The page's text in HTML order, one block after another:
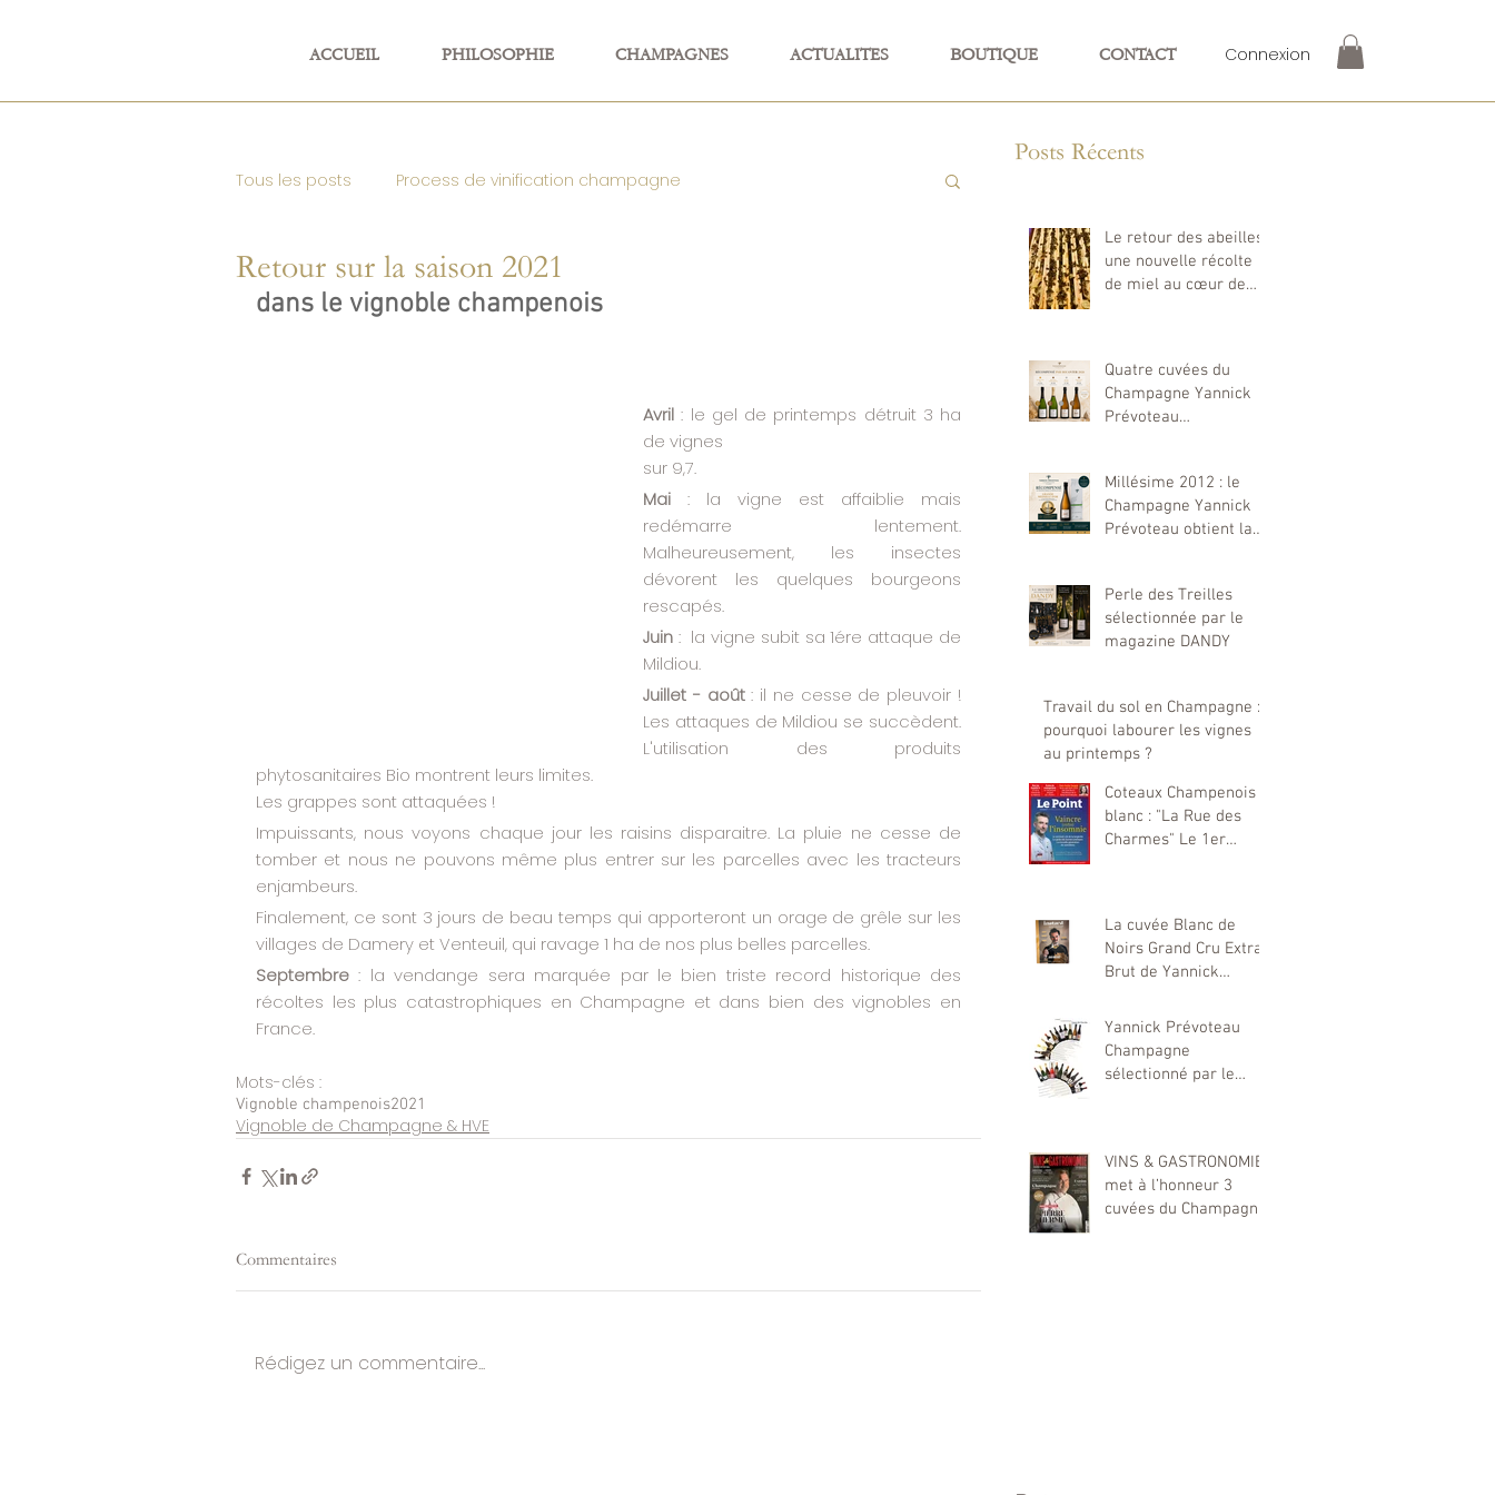
Connexion
ACCUEIL PHILOSOPHIE CHAMPAGNES ACTUALITES BOUTIQUE CONTACT
Tous les posts Process de vinification champagne
Vignoble de Champagne & HVE
Retour sur la saison 2021
dans le vignoble champenois
Avril : le gel de printemps détruit 3 ha
de vignes
sur 9,7.
Mai : la vigne est affaiblie mais
redémarre lentement.
Malheureusement, les insectes
dévorent les quelques bourgeons
rescapés.
Juin :  la vigne subit sa 1ére attaque de
Mildiou.
Juillet - août : il ne cesse de pleuvoir !
Les attaques de Mildiou se succèdent.
L'utilisation des produits
phytosanitaires Bio montrent leurs limites.
Les grappes sont attaquées !
Impuissants, nous voyons chaque jour les raisins disparaitre. La pluie ne cesse de
tomber et nous ne pouvons même plus entrer sur les parcelles avec les tracteurs
enjambeurs.
Finalement, ce sont 3 jours de beau temps qui apporteront un orage de grêle sur les
villages de Damery et Venteuil, qui ravage 1 ha de nos plus belles parcelles.
Septembre : la vendange sera marquée par le bien triste record historique des
récoltes les plus catastrophiques en Champagne et dans bien des vignobles en
France.
Mots-clés :
Vignoble champenois2021
Vignoble de Champagne & HVE
Commentaires
Rédigez un commentaire...
Posts Récents
Le retour des abeilles :
une nouvelle récolte
de miel au cœur de
Quatre cuvées du
Champagne Yannick
Prévoteau
Awards 2026
Millésime 2012 : le
Champagne Yannick
Prévoteau obtient la
de Bruxelles 2026
Perle des Treilles
sélectionnée par le
magazine DANDY
Travail du sol en Champagne :
pourquoi labourer les vignes
au printemps ?
Coteaux Champenois
blanc : "La Rue des
Charmes" Le 1er
Prévoteau sélectionné
par Le Point
La cuvée Blanc de
Noirs Grand Cru Extra
Brut de Yannick
Montante dans le
Monde du Champagne
Yannick Prévoteau
Champagne
sélectionné par le
VINS & GASTRONOMIE
met à l’honneur 3
cuvées du Champagne